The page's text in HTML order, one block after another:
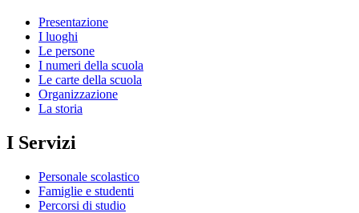
Presentazione
I luoghi
Le persone
I numeri della scuola
Le carte della scuola
Organizzazione
La storia
I Servizi
Personale scolastico
Famiglie e studenti
Percorsi di studio